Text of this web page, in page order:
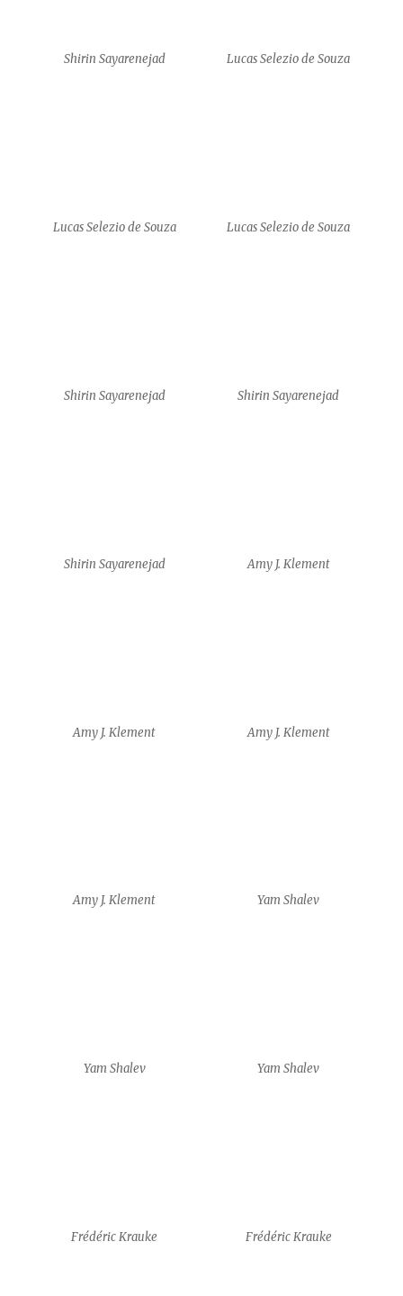
Shirin Sayarenejad Lucas Selezio de Souza
Lucas Selezio de Souza Lucas Selezio de Souza
Shirin Sayarenejad Shirin Sayarenejad
Shirin Sayarenejad Amy J. Klement
Amy J. Klement Amy J. Klement
Amy J. Klement Yam Shalev
Yam Shalev Yam Shalev
Frédéric Krauke Frédéric Krauke